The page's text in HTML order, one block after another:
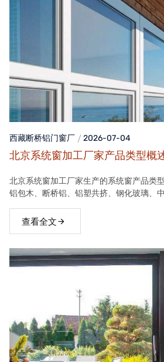
西藏断桥铝门窗厂 2026-07-04
北京系统窗加工厂家产品类型概
北京系统窗加工厂家生产的系统窗产品类
铝包木、断桥铝、铝塑共挤、钢化玻璃、
满足不同客户的需求。
查看全文